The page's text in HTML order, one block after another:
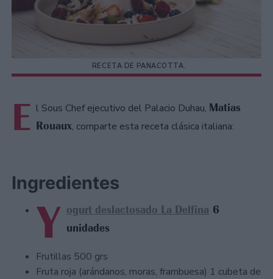
RECETA DE PANACOTTA.
E l Sous Chef ejecutivo del Palacio Duhau, Matias
Rouaux, comparte esta receta clásica italiana:
Ingredientes
Y ogurt deslactosado La Delfina 6
unidades
Frutillas 500 grs
Fruta roja (arándanos, moras, frambuesa) 1 cubeta de